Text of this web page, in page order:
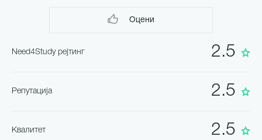
Оцени
2.5
Need4Study рејтинг
2.5
Репутација
2.5
Квалитет